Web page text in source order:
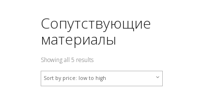
Сопутствующие
материалы
Showing all 5 results